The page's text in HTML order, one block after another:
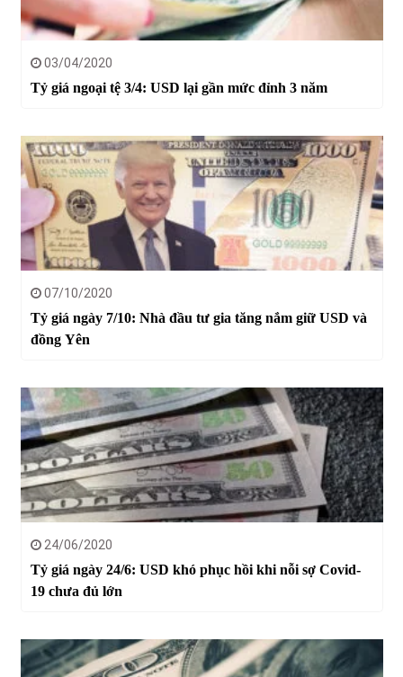
03/04/2020
Tỷ giá ngoại tệ 3/4: USD lại gần mức đỉnh 3 năm
07/10/2020
Tỷ giá ngày 7/10: Nhà đầu tư gia tăng nắm giữ USD và
đồng Yên
24/06/2020
Tỷ giá ngày 24/6: USD khó phục hồi khi nỗi sợ Covid-
19 chưa đủ lớn